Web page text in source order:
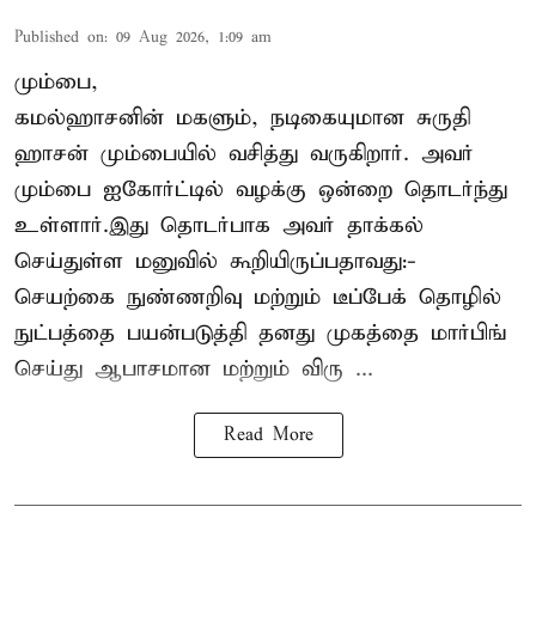
Published on: 09 Aug 2026, 1:09 am
மும்பை,
கமல்ஹாசனின் மகளும், நடிகையுமான சுருதி
ஹாசன் மும்பையில் வசித்து வருகிறார். அவர்
மும்பை ஐகோர்ட்டில் வழக்கு ஒன்றை தொடர்ந்து
உள்ளார்.இது தொடர்பாக அவர் தாக்கல்
செய்துள்ள மனுவில் கூறியிருப்பதாவது:-
செயற்கை நுண்ணறிவு மற்றும் டீப்பேக் தொழில்
நுட்பத்தை பயன்படுத்தி தனது முகத்தை மார்பிங்
செய்து ஆபாசமான மற்றும் விரு ...
Read More